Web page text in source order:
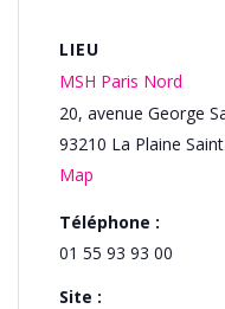
LIEU
MSH Paris Nord
20, avenue George
93210 La Plaine
Map
Téléphone :
01 55 93 93 00
Site :